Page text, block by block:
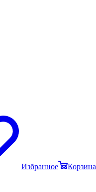
Избранное Корзина